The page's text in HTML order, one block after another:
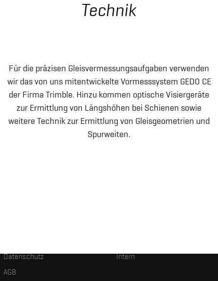
Technik
Für die präzisen Gleisvermessungsaufgaben verwenden
wir das von uns mitentwickelte Vormesssystem GEDO CE
der Firma Trimble. Hinzu kommen optische Visiergeräte
zur Ermittlung von Längshöhen bei Schienen sowie
weitere Technik zur Ermittlung von Gleisgeometrien und
Spurweiten.
Datenschutz
AGB
Intern